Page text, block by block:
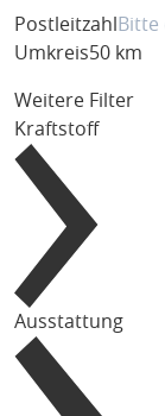
Postleitzahl
Umkreis50 km
Weitere Filter
Kraftstoff
Ausstattung